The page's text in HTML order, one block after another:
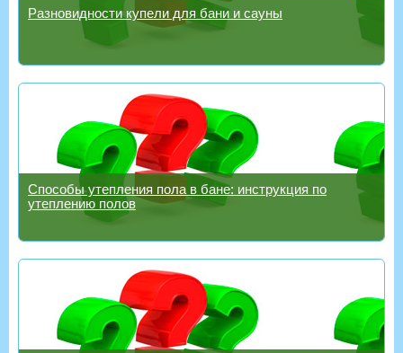
Разновидности купели для бани и сауны
Способы утепления пола в бане: инструкция по
утеплению полов